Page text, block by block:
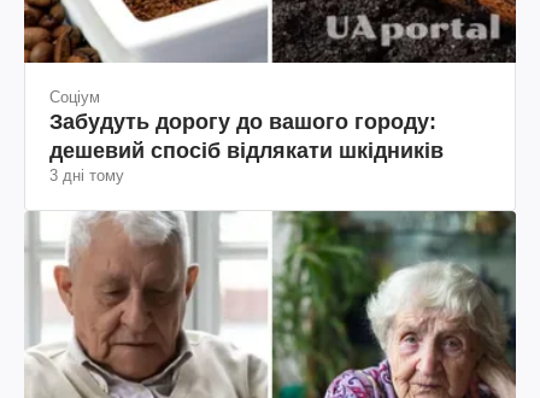
Соціум
Забудуть дорогу до вашого городу:
дешевий спосіб відлякати шкідників
3 дні тому